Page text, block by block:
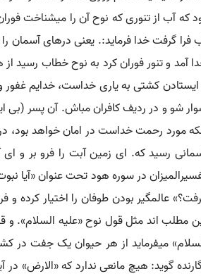
که آب از تنوری که نوح آن را می‏شناخت
فرا گرفت خدا فرماید:. یعنی درهای آسمان
آمد و تنور فوران کرد به نوح خطاب
ایستادن کشتی به یاری خداست، خدایم
شو و در ردیف کافران مباش. آن پسر (بی
مورد رحمت خداست در امان خواهد بود،
رسید که. ای زمین آبت را فرو بر و
در سوره هود تحت عنوان «آیا
عالمگیر بودن طوفان را اختیار
مطلب اند مثل قول نوح «علیه السلام».
می‏فرماید از هر حیوان یک جفت در
گوید: هیچ مانعی ندارد که «الارض»